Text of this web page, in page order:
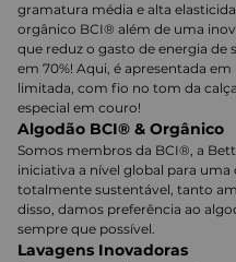
gramatura média e alta
orgânico BCI® além de uma
que reduz o gasto de energia de
em 70%! Aqui, é apresentada
limitada, com fio no tom da
especial em couro!
Algodão BCI® & Orgânico
Somos membros da BCI®, a
iniciativa a nível global para
totalmente sustentável, tanto
disso, damos preferência ao
sempre que possível.
Lavagens Inovadoras